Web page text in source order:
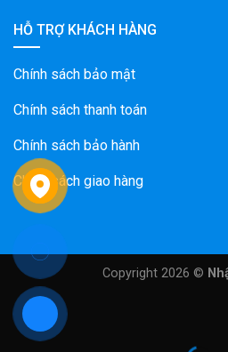
HỖ TRỢ KHÁCH HÀNG
Chính sách bảo mật
Chính sách thanh toán
Chính sách bảo hành
Chính sách giao hàng
Copyright 2026 ©